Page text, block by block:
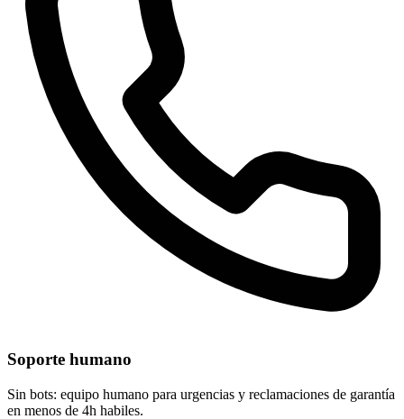
Soporte humano
Sin bots: equipo humano para urgencias y reclamaciones de garantía
en menos de 4h habiles.